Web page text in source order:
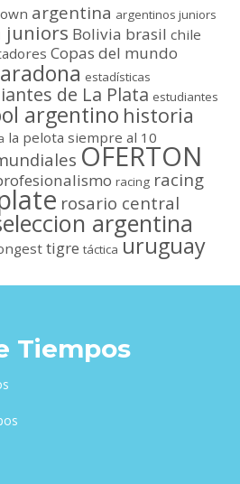
argentina argentinos juniors
juniors Bolivia brasil chile
Copas del mundo
estadísticas
de La Plata estudiantes
argentino historia
la pelota siempre al 10
OFERTON
racing racing
rosario central
argentina
tigre táctica uruguay
Tiempos